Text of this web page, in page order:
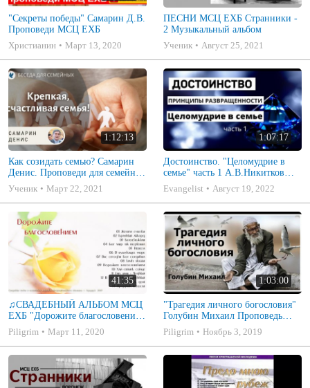
"Секреты победы" Самарин Д.В.
Проповеди МСЦ ЕХБ
Христианин
Март 13, 2020
ПЕСНИ МСЦ ЕХБ Странники -
2 Музыкальный альбом
Ученик
Август 25, 2021
1:12:13
Как созидать семью? Самарин
Денис. Проповеди для семейных
МСЦ ЕХБ
Ученик Март 22, 2021
1:07:17
Достоинство. "Целомудрие в
семье" часть 1 А.В.Никитков
Беседа для семейных МСЦ ЕХБ
Evangelist Август 19, 2022
41:35
♫СВАДЕБНЫЙ АЛЬБОМ МСЦ
ЕХБ "Дорожите благословением
- Христианские песни.
Музыкальный диск. Псалмы
Piligrim Март 11, 2020
1:03:00
"Трагедия личного богословия"
Голубин Михаил Проповедь
2019
Piligrim Ноябрь 3, 2019